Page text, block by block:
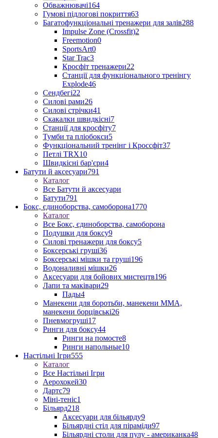
Обважнювачі164
Гумові підлогові покриття63
Багатофункціональні тренажери для залів288
Impulse Zone (Crossfit)2
Freemotion0
SportsArt0
Star Trac3
Кросфіт тренажери22
Станції для функціонального тренінгу
Explode46
Сендбегі22
Силові рами26
Силові стрічки41
Скакалки швидкісні7
Станції для кросфіту7
Тумби та пліобокси5
Функціональний тренінг і Кроссфіт37
Петлі TRX10
Швидкісні бар'єри4
Батути й аксесуари791
Каталог
Все Батути й аксесуари
Батути791
Бокс, єдиноборства, самоборона1770
Каталог
Все Бокс, єдиноборства, самоборона
Подушки для боксу9
Силові тренажери для боксу5
Боксерські груші36
Боксерські мішки та груші196
Водоналивні мішки26
Аксесуари для бойових мистецтв196
Лапи та маківари29
Пады4
Манекени для боротьби, манекени ММА,
манекени борцівські26
Пневмогруші17
Ринги для боксу44
Ринги на помосте8
Ринги напольные10
Настільні Ігри555
Каталог
Все Настільні Ігри
Аерохокей30
Дартс79
Міні-теніс1
Більярд218
Аксесуари для більярду9
Більярдні стіл для піраміди97
Більярдні столи для пулу - американка48